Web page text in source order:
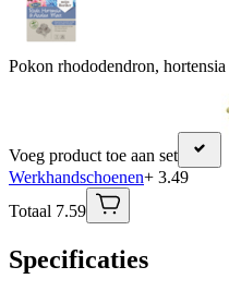
Pokon rhododendron,
Voeg product toe aan set
Werkhandschoenen+ 3.49
Totaal 7.59
Specificaties